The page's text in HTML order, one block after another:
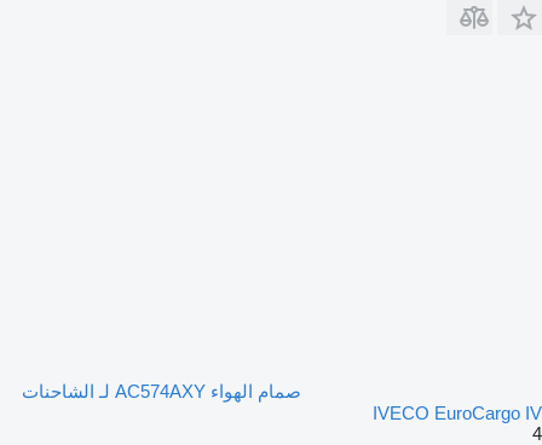
صمام الهواء AC574AXY لـ الشاحنات
IVECO EuroCargo IV
4